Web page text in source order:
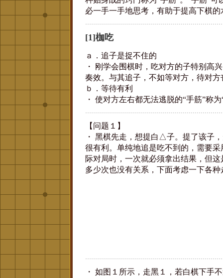
必一手一手地思考，有助于提高下棋的
[1]枷吃
ａ．追子是捉不住的
・ 刚学会围棋时，吃对方的子特别高
奏效。与其追子，不如等对方，待对方
ｂ．等待有利
・ 使对方左右都无法逃脱的“手筋”称
【问题１】
・ 黑棋先走，想提白△子。提了该子
很有利。单纯地追是吃不到的，需要采
际对局时，一次就必须拿出结果，但这
多少次也没有关系，下面考虑一下各种
・ 如图１所示，走黑１，若白棋下手